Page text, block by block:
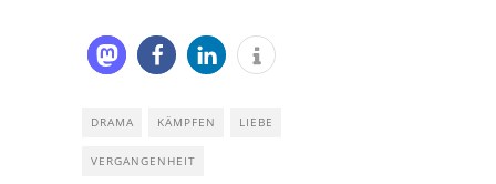
DRAMA KÄMPFEN LIEBE
VERGANGENHEIT